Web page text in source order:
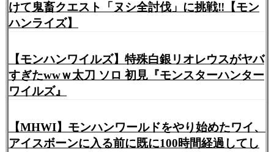
けて鬼畜クエスト「ヌシ全討伐」に挑戦‼︎【モン
ハンライズ】
【モンハンワイルズ】特殊白銀リオレウスがヤバ
すぎたwwｗ太刀 ソロ 初見『モンスターハンター
ワイルズ』
【MHWI】モンハンワールドをやり始めたワイ、
アイスボーンに入る前に既に100時間経過してし